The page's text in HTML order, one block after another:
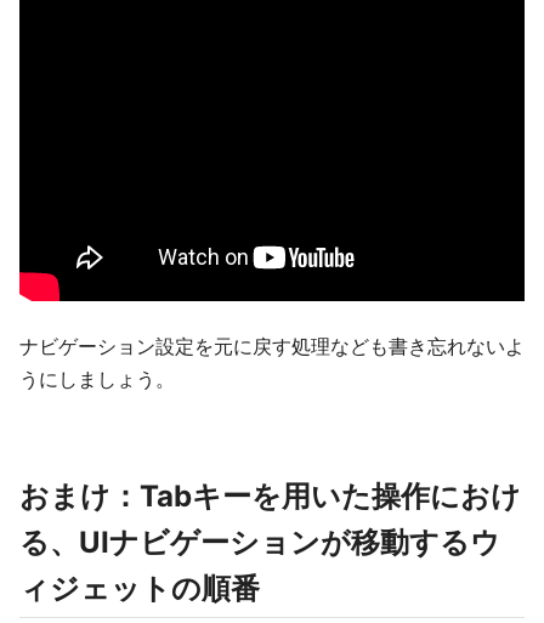
ナビゲーション設定を元に戻す処理なども書き忘れないよ
うにしましょう。
おまけ：Tabキーを用いた操作におけ
る、UIナビゲーションが移動するウ
ィジェットの順番